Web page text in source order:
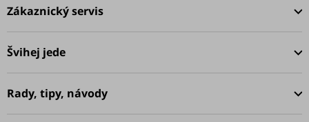
á
p
a
Zákaznický servis
Švihej jede
Rady, tipy, návody